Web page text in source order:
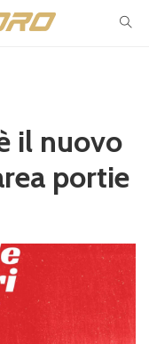
il nuovo
portie